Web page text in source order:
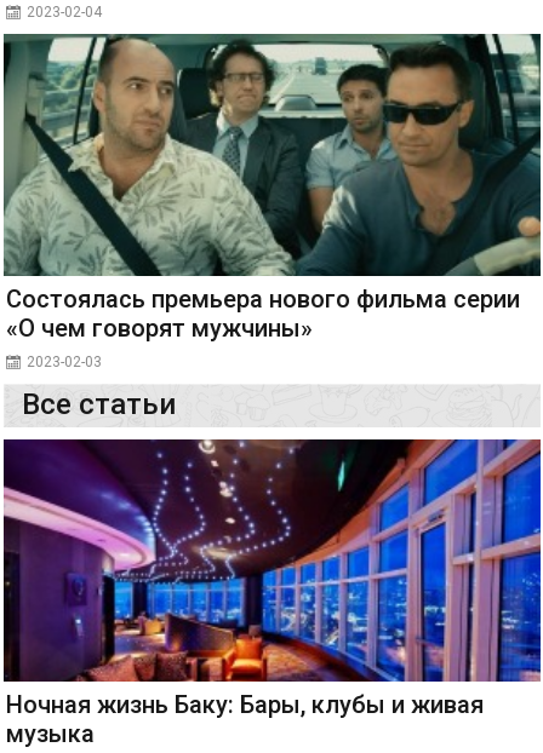
2023-02-04
Состоялась премьера нового фильма серии
«О чем говорят мужчины»
2023-02-03
Все статьи
Ночная жизнь Баку: Бары, клубы и живая
музыка